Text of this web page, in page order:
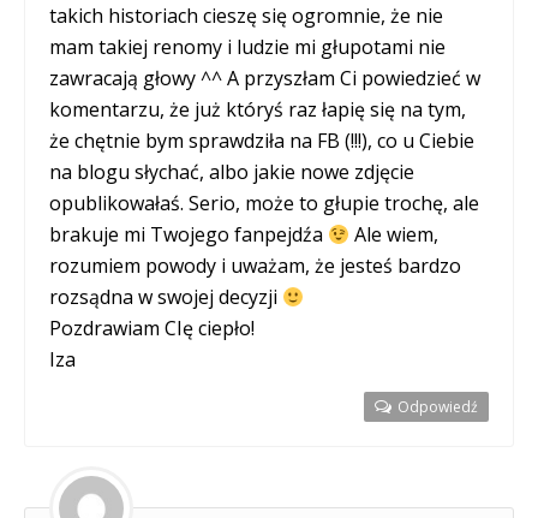
takich historiach cieszę się ogromnie, że nie
mam takiej renomy i ludzie mi głupotami nie
zawracają głowy ^^ A przyszłam Ci powiedzieć w
komentarzu, że już któryś raz łapię się na tym,
że chętnie bym sprawdziła na FB (!!!), co u Ciebie
na blogu słychać, albo jakie nowe zdjęcie
opublikowałaś. Serio, może to głupie trochę, ale
brakuje mi Twojego fanpejdźa
Ale wiem,
rozumiem powody i uważam, że jesteś bardzo
rozsądna w swojej decyzji
Pozdrawiam CIę ciepło!
Iza
Odpowiedź